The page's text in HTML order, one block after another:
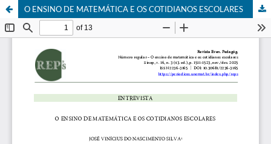
O ENSINO DE MATEMÁTICA E OS COTIDIANOS ESCOLARES